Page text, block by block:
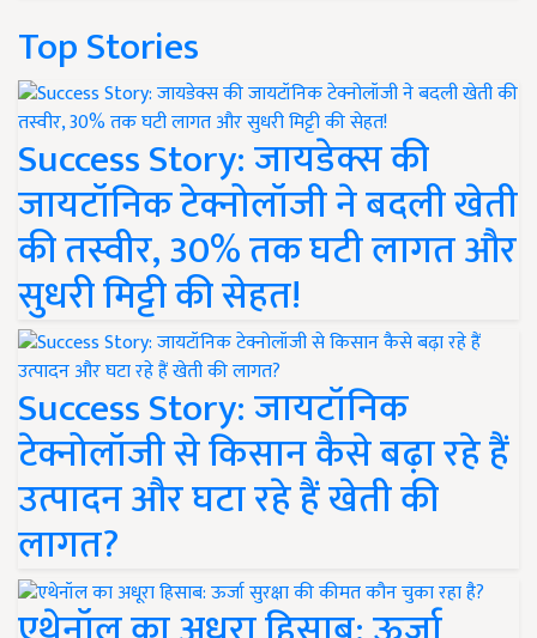
Top Stories
Success Story: जायडेक्स की
जायटॉनिक टेक्नोलॉजी ने बदली खेती
की तस्वीर, 30% तक घटी लागत और
सुधरी मिट्टी की सेहत!
Success Story: जायटॉनिक
टेक्नोलॉजी से किसान कैसे बढ़ा रहे हैं
उत्पादन और घटा रहे हैं खेती की
लागत?